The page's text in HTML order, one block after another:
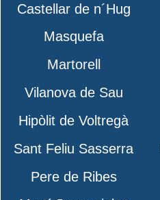
Castellar de n´Hug
Masquefa
Martorell
Vilanova de Sau
Hipòlit de Voltregà
Sant Feliu Sasserra
Pere de Ribes